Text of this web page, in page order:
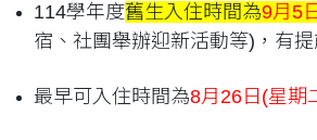
114學年度舊生入住時間為9月5
宿、社團舉辦迎新活動等)，有
最早可入住時間為8月26日(星期